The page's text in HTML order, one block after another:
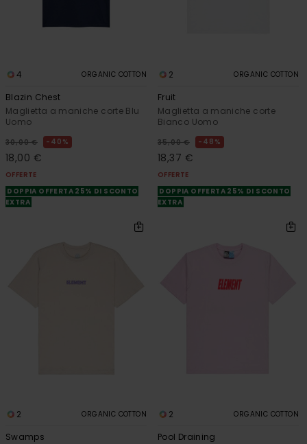
4 ORGANIC COTTON
Blazin Chest
Maglietta a maniche corte Blu
Uomo
30,00 € 40%
18,00 €
OFFERTE
DOPPIA OFFERTA 25% DI SCONTO
EXTRA
2 ORGANIC COTTON
Fruit
Maglietta a maniche corte
Bianco Uomo
35,00 € 48%
18,37 €
OFFERTE
DOPPIA OFFERTA 25% DI SCONTO
EXTRA
2 ORGANIC COTTON
Swamps
2 ORGANIC COTTON
Pool Draining